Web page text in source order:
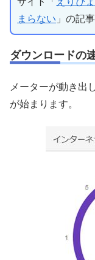
まらない 」の記
ダウンロードの
メーターが動き出
が始まります。